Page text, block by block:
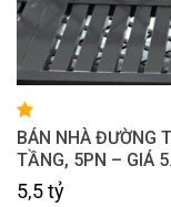
BÁN NHÀ ĐƯỜNG
TẦNG, 5PN – GIÁ
5,5 tỷ